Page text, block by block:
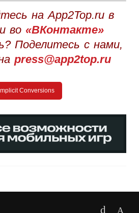
на App2Top.ru в
и во «ВКонтакте»
Поделитесь с нами,
press@app2top.ru
Implicit Conversions